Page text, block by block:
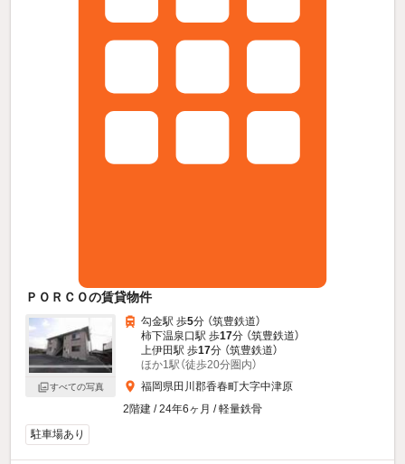
ＰＯＲＣＯの賃貸物件
すべての写真
勾金駅 歩5分 （筑豊鉄道）
柿下温泉口駅 歩17分 （筑豊鉄道）
上伊田駅 歩17分 （筑豊鉄道）
ほか1駅（徒歩20分圏内）
福岡県田川郡香春町大字中津原
2階建 / 24年6ヶ月 / 軽量鉄骨
駐車場あり